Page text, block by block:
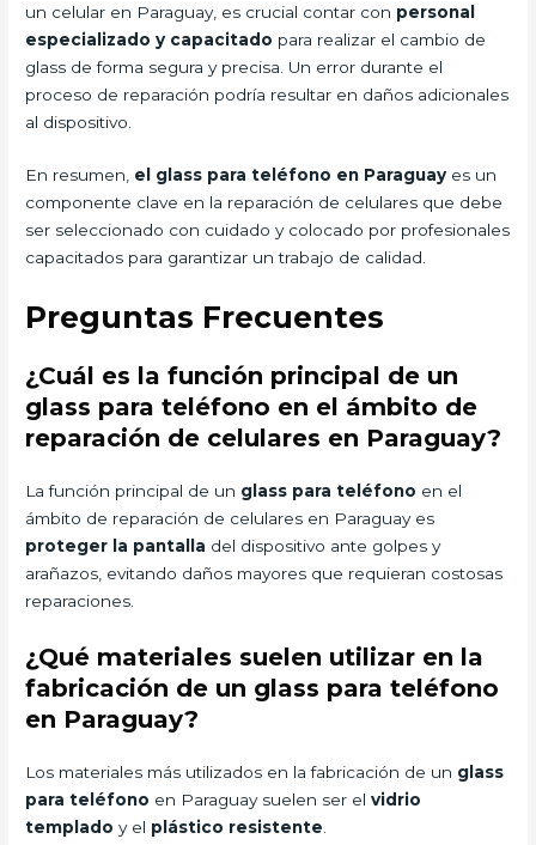
un celular en Paraguay, es crucial contar con personal
especializado y capacitado para realizar el cambio de
glass de forma segura y precisa. Un error durante el
proceso de reparación podría resultar en daños adicionales
al dispositivo.
En resumen, el glass para teléfono en Paraguay es un
componente clave en la reparación de celulares que debe
ser seleccionado con cuidado y colocado por profesionales
capacitados para garantizar un trabajo de calidad.
Preguntas Frecuentes
¿Cuál es la función principal de un
glass para teléfono en el ámbito de
reparación de celulares en Paraguay?
La función principal de un glass para teléfono en el
ámbito de reparación de celulares en Paraguay es
proteger la pantalla del dispositivo ante golpes y
arañazos, evitando daños mayores que requieran costosas
reparaciones.
¿Qué materiales suelen utilizar en la
fabricación de un glass para teléfono
en Paraguay?
Los materiales más utilizados en la fabricación de un glass
para teléfono en Paraguay suelen ser elvidrio
templado y el plástico resistente